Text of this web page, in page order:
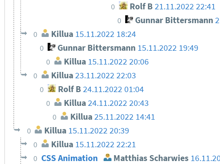
0 Rolf B21.11.2022 22:41
0 Gunnar Bittersmann
0 Killua 15.11.2022 18:24
0 Gunnar Bittersmann 15.11.2022 19:49
0 Killua 15.11.2022 20:06
0 Killua 23.11.2022 22:03
0 Rolf B 24.11.2022 01:04
0 Killua24.11.2022 20:43
0 Killua25.11.2022 14:41
0 Killua 15.11.2022 20:39
0 Killua 15.11.2022 22:21
0 CSS Animation Matthias Scharwies